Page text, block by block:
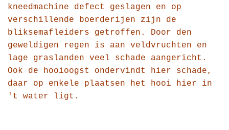
kneedmachine defect geslagen en op
verschillende boerderijen zijn de
bliksemafleiders getroffen. Door den
geweldigen regen is aan veldvruchten en
lage graslanden veel schade aangericht.
Ook de hooioogst ondervindt hier schade,
daar op enkele plaatsen het hooi hier in
't water ligt.